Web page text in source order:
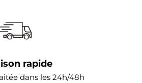
rapide
dans les 24h/48h